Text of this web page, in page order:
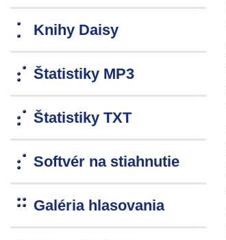
Knihy Daisy
Štatistiky MP3
Štatistiky TXT
Softvér na stiahnutie
Galéria hlasovania